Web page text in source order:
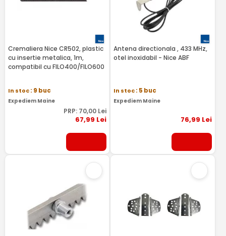
Cremaliera Nice CR502, plastic
cu insertie metalica, 1m,
compatibil cu FILO400/FILO600
In stoc: 9 buc
Expediem Maine
PRP: 70,00Lei
67,99 Lei
Antena directionala , 433 MHz,
otel inoxidabil - Nice ABF
In stoc: 5 buc
Expediem Maine
76,99 Lei